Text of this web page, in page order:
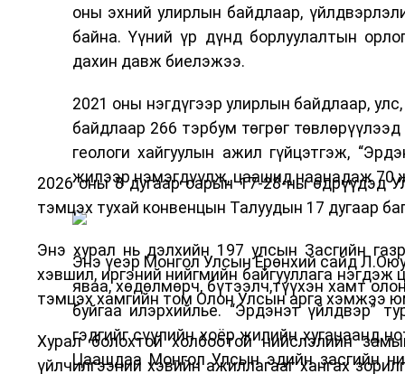
оны эхний улирлын байдлаар,
байна. Үүний үр дүнд борлуулалтын
дахин давж биелэжээ.
2021 оны нэгдүгээр улирлын байдлаар,
байдлаар 266 тэрбум төгрөг
геологи хайгуулын ажил гүйцэтгэж,
жилээр нэмэгдүүлж, цаашид наанадаж 70
Энэ үеэр Монгол Улсын Ерөнхий сайд
яваа, хөдөлмөрч, бүтээлч,түүхэн хамт
буйгаа илэрхийлье. “Эрдэнэт үйлдвэр”
гэдгийг сүүлийн хоёр жилийн хугацаанд
Цаашдаа Монгол Улсын эдийн засгийн
2026 оны 8 дугаар сарын 17-28-ны өдрүүдэд
тэмцэх тухай конвенцын Талуудын 17 дугаар
Энэ хурал нь дэлхийн 197 улсын Засгийн
хэвшил, иргэний нийгмийн байгууллага нэгдэж
тэмцэх хамгийн том Олон Улсын арга хэмжээ
Хурал болохтой холбоотой нийслэлийн
үйлчилгээний хэвийн ажиллагааг хангах